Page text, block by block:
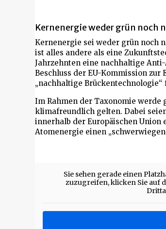
Kernenergie weder grün noch
Kernenergie sei weder grün noch
ist alles andere als eine
Jahrzehnten eine nachhaltige
Beschluss der EU-Kommission
„nachhaltige Brückentechnologie“
Im Rahmen der Taxonomie
klimafreundlich gelten. Dabei
innerhalb der Europäischen Union
Atomenergie einen
Sie sehen gerade einen
zuzugreifen, klicken Sie auf